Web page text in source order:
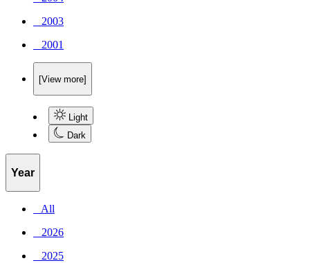
_ 2003
_ 2001
[View more]
Light
Dark
Year
_ All
_ 2026
_ 2025